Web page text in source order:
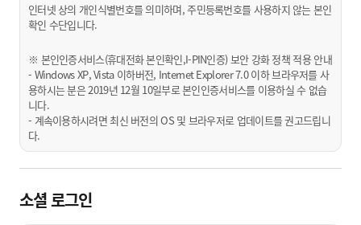
인터넷 상의 개인식별번호를 의미하며, 주민등록번호를 사용하지 않는 본인
확인 수단입니다.
※ 본인인증서비스(휴대전화 본인확인,I-PIN인증) 보안 강화 정책 적용 안내
- Windows XP, Vista 이하버전, Internet Explorer 7.0 이하 브라우저를 사
용하시는 분은 2019년 12월 10일부로 본인인증서비스를 이용하실 수 없습
니다.
- 계속이용하시려면 최신 버전의 OS 및 브라우저로 업데이트를 권고드립니
다.
소셜 로그인